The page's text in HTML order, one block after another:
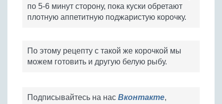
по 5-6 минут сторону, пока куски обретают
плотную аппетитную поджаристую корочку.
По этому рецепту с такой же корочкой мы
можем готовить и другую белую рыбу.
Подписывайтесь на нас Вконтакте,